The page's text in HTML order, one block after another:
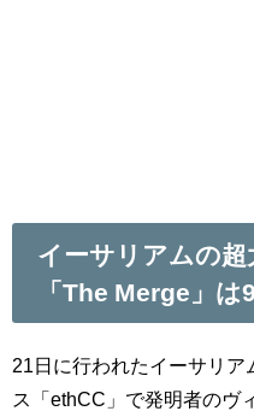
イーサリアムの超
「The Merge」は
21日に行われたイーサリア
ス「ethCC」で発明者のヴ